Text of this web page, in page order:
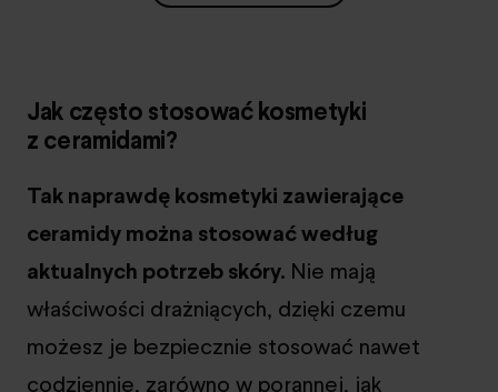
Jak często stosować kosmetyki
z ceramidami?
Tak naprawdę kosmetyki zawierające
ceramidy można stosować według
aktualnych potrzeb skóry. Nie mają
właściwości drażniących, dzięki czemu
możesz je bezpiecznie stosować nawet
codziennie, zarówno w porannej, jak